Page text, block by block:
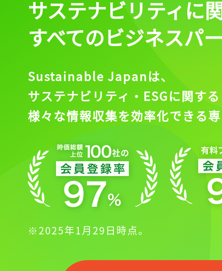
記事をお気に入りに
ログインが必
サステナビリティに
すべてのビジネスパ
Sustainable Japanは、
サステナビリティ・ESGに関する
様々な情報収集を効率化できる
※2025年1月29日時点。